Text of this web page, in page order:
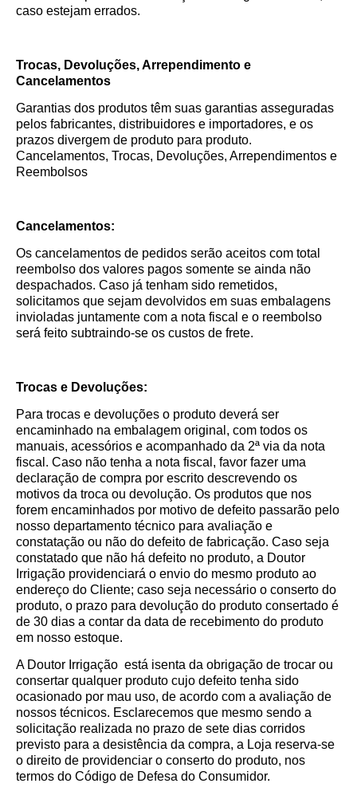
caso estejam errados.
Trocas, Devoluções, Arrependimento e
Cancelamentos
Garantias dos produtos têm suas garantias asseguradas
pelos fabricantes, distribuidores e importadores, e os
prazos divergem de produto para produto.
Cancelamentos, Trocas, Devoluções, Arrependimentos e
Reembolsos
Cancelamentos:
Os cancelamentos de pedidos serão aceitos com total
reembolso dos valores pagos somente se ainda não
despachados. Caso já tenham sido remetidos,
solicitamos que sejam devolvidos em suas embalagens
invioladas juntamente com a nota fiscal e o reembolso
será feito subtraindo-se os custos de frete.
Trocas e Devoluções:
Para trocas e devoluções o produto deverá ser
encaminhado na embalagem original, com todos os
manuais, acessórios e acompanhado da 2ª via da nota
fiscal. Caso não tenha a nota fiscal, favor fazer uma
declaração de compra por escrito descrevendo os
motivos da troca ou devolução. Os produtos que nos
forem encaminhados por motivo de defeito passarão pelo
nosso departamento técnico para avaliação e
constatação ou não do defeito de fabricação. Caso seja
constatado que não há defeito no produto, a Doutor
Irrigação providenciará o envio do mesmo produto ao
endereço do Cliente; caso seja necessário o conserto do
produto, o prazo para devolução do produto consertado é
de 30 dias a contar da data de recebimento do produto
em nosso estoque.
A Doutor Irrigação está isenta da obrigação de trocar ou
consertar qualquer produto cujo defeito tenha sido
ocasionado por mau uso, de acordo com a avaliação de
nossos técnicos. Esclarecemos que mesmo sendo a
solicitação realizada no prazo de sete dias corridos
previsto para a desistência da compra, a Loja reserva-se
o direito de providenciar o conserto do produto, nos
termos do Código de Defesa do Consumidor.